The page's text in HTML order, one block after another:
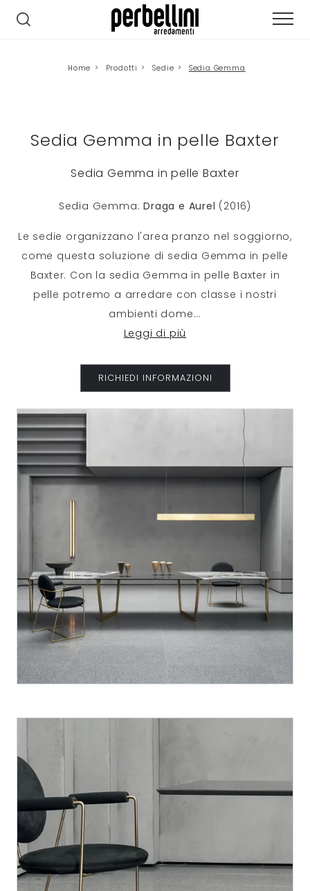
Home > Prodotti > Sedie > Sedia Gemma
Sedia Gemma in pelle Baxter
Sedia Gemma in pelle Baxter
Sedia Gemma:Draga e Aurel (2016)
Le sedie organizzano l'area pranzo nel soggiorno,
come questa soluzione di sedia Gemma in pelle
Baxter. Con la sedia Gemma in pelle Baxter in
pelle potremo a arredare con classe i nostri
ambienti dome...
Leggi di più
RICHIEDI INFORMAZIONI